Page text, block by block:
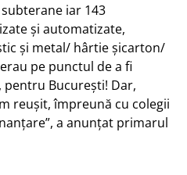
iar 143
și automatizate,
și metal/ hârtie șicarton/
pe punctul de a fi
București! Dar,
reușit, împreună cu colegii
a anunțat primarul